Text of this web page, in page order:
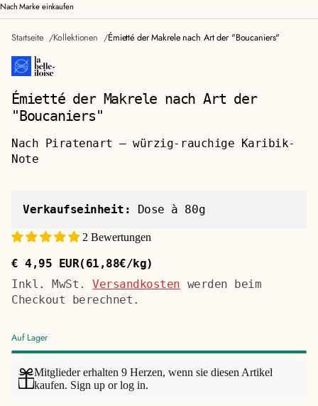
Nach Marke einkaufen
Startseite Kollektionen Émietté der Makrele nach Art der "Boucaniers"
Émietté der Makrele nach Art der
"Boucaniers"
Nach Piratenart — würzig-rauchige Karibik-
Note
Verkaufseinheit: Dose à 80g
2 Bewertungen
Regulärer
Preis
€ 4,95 EUR
Stückpreis(61,88€/kg)
Inkl. MwSt.Versandkosten werden beim
Checkout berechnet.
Auf Lager
Mitglieder erhalten 9 Herzen, wenn sie diesen Artikel
kaufen. Sign up orlog in.